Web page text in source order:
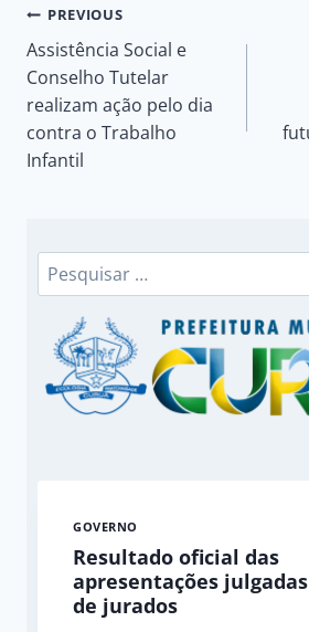
Navegação
de
Post
PREVIOUS
Assistência Social e
Conselho Tutelar
realizam ação pelo dia
contra o Trabalho
Infantil
Pesquisar
por:
GOVERNO
Resultado oficial das
apresentações
de jurados